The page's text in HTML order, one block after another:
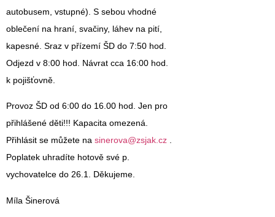
autobusem, vstupné). S sebou vhodné
oblečení na hraní, svačiny, láhev na pití,
kapesné. Sraz v přízemí ŠD do 7:50 hod.
Odjezd v 8:00 hod. Návrat cca 16:00 hod.
k pojišťovně.
Provoz ŠD od 6:00 do 16.00 hod. Jen pro
přihlášené děti!!! Kapacita omezená.
Přihlásit se můžete na sinerova@zsjak.cz
Poplatek uhradíte hotově své p.
vychovatelce do 26.1. Děkujeme.
Míla Šinerová